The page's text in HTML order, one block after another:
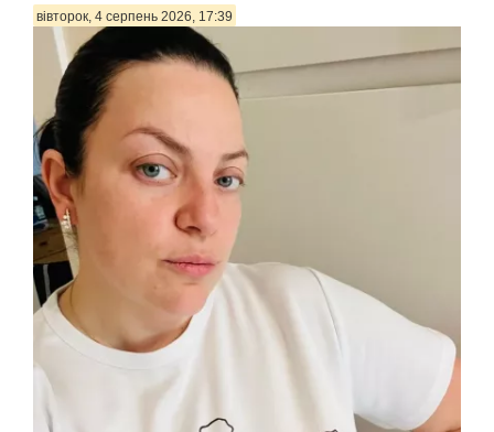
партнером вона не поспішає, передають Па...
вівторок, 4 серпень 2026, 17:39